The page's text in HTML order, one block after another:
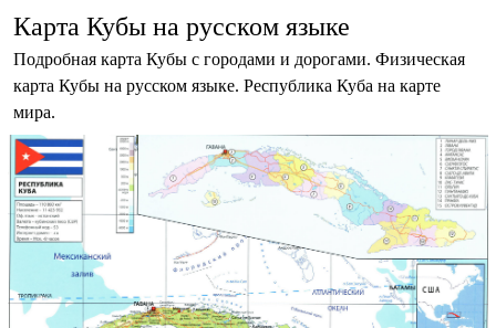
Карта Кубы на русском языке
Подробная карта Кубы с городами и дорогами. Физическая
карта Кубы на русском языке. Республика Куба на карте
мира.